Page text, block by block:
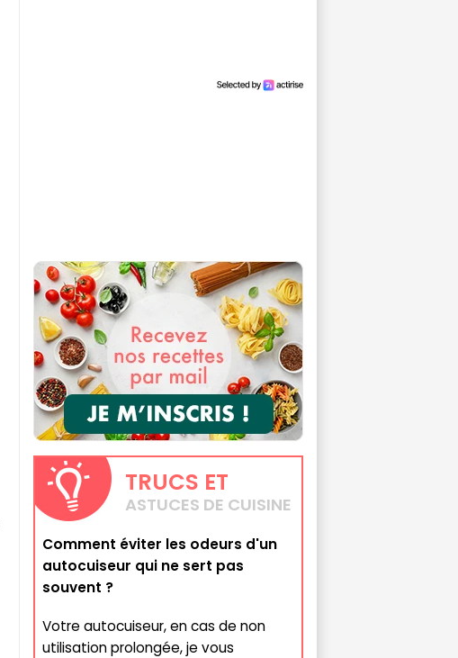
TRUCS ET
ASTUCES DE CUISINE
Comment éviter les odeurs d'un
autocuiseur qui ne sert pas
souvent ?
Votre autocuiseur, en cas de non
utilisation prolongée, je vous